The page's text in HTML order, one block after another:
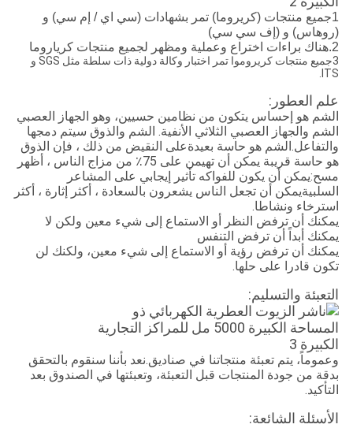
1جميع منتجات (كريروما) تمر بشهادات (سي اي / إم سي) و
(روهاس) و (إف سي سي)
2.هناك براءات اختراع وعملية ومظهر لجميع منتجات كرياروما
3جميع منتجات كريروموا تمر اختبار وكالة دولية ذات سلطة مثل SGS و
ITS.
علم العطور:
الشم هو إحساس يتكون من نظامين حسيين، وهو الجهاز العصبي
الشم والجهاز العصبي الثلاثي الأنفية. الشم والذوق سيتم دمجها
والتفاعل.الشم هو حاسة بعيدةعلى النقيض من ذلك ، فإن الذوق
هو حاسة قريبة يمكن أن تهيمن على 75٪ من مزاج الناس ، أظهر
مسح:يمكن أن يكون للفواكه تأثير إيجابي على المشاعر
السلبيةيمكن أن تجعل الناس يشعرون بالسعادة ، أكثر إثارة ، أكثر
استرخاء ونشاطا.
يمكنك أن ترفض النظر أو الاستماع إلى شيء معين ولكن لا
يمكنك أبداً أن ترفض التنفس
يمكنك أن ترفض رؤية أو الاستماع إلى شيء معين، ولكنك لن
تكون قادرا على حلها.
التعبئة والتسليم:
وعموماً، يتم تعبئة منتجاتنا في صناديق.نعد بأننا سنقوم بالتحقق
بدقة من جودة المنتجات قبل التعبئة، وتعبئتها في الصندوق بعد
التأكيد.
الأسئلة الشائعة: